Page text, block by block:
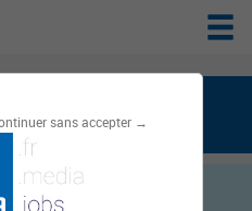
sans accepter →
de l'emploi public